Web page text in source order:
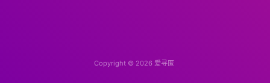
Copyright © 2026 爱寻匿